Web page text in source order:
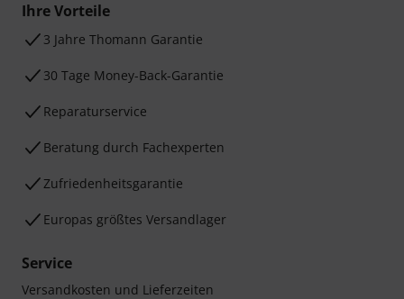
Ihre Vorteile
3 Jahre Thomann Garantie
30 Tage Money-Back-Garantie
Reparaturservice
Beratung durch Fachexperten
Zufriedenheitsgarantie
Europas größtes Versandlager
Service
Versandkosten und Lieferzeiten